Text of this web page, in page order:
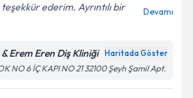
ederim. Ayrıntılı bir
Devamı
Erem Eren Diş Kliniği Haritada Göster
NO 6 İÇ KAPI NO 21 32100 Şeyh Şamil Apt.